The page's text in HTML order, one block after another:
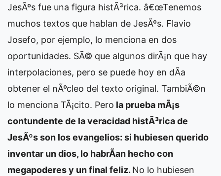
JesÃºs fue una figura histÃ³rica. â€œTenemos
muchos textos que hablan de JesÃºs. Flavio
Josefo, por ejemplo, lo menciona en dos
oportunidades. SÃ© que algunos dirÃ¡n que hay
interpolaciones, pero se puede hoy en dÃ­a
obtener el nÃºcleo del texto original. TambiÃ©n
lo menciona TÃ¡cito. Pero la prueba mÃ¡s
contundente de la veracidad histÃ³rica de
JesÃºs son los evangelios: si hubiesen querido
inventar un dios, lo habrÃ­an hecho con
megapoderes y un final feliz. No lo hubiesen